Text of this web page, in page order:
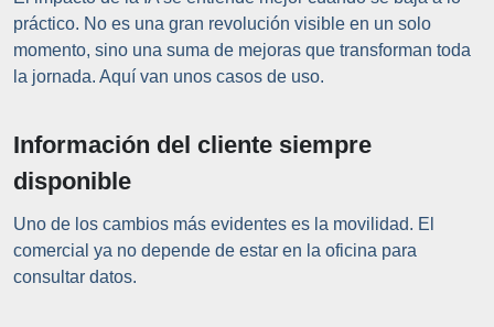
práctico. No es una gran revolución visible en un solo
momento, sino una suma de mejoras que transforman toda
la jornada. Aquí van unos casos de uso.
Información del cliente siempre
disponible
Uno de los cambios más evidentes es la movilidad. El
comercial ya no depende de estar en la oficina para
consultar datos.